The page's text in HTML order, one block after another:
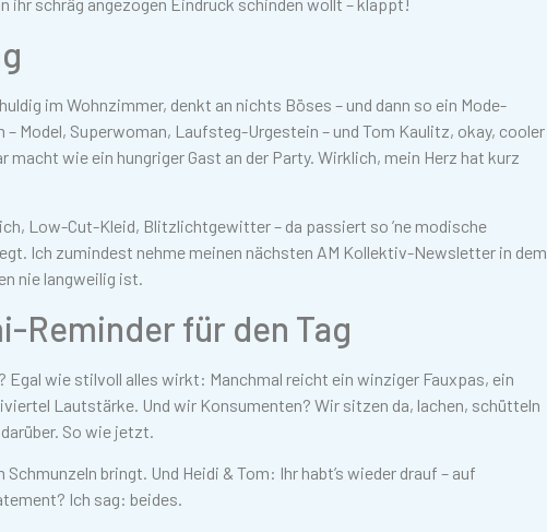
im Wohnzimmer, denkt an nichts Böses – und dann so ein Mode-
– Model, Superwoman, Laufsteg-Urgestein – und Tom Kaulitz, okay, cooler
macht wie ein hungriger Gast an der Party. Wirklich, mein Herz hat kurz
Low-Cut-Kleid, Blitzlichtgewitter – da passiert so ’ne modische
Ich zumindest nehme meinen nächsten AM Kollektiv-Newsletter in dem
nie langweilig ist.
Reminder für den Tag
Egal wie stilvoll alles wirkt: Manchmal reicht ein winziger Fauxpas, ein
Lautstärke. Und wir Konsumenten? Wir sitzen da, lachen, schütteln
So wie jetzt.
bringt. Und Heidi & Tom: Ihr habt’s wieder drauf – auf
Ich sag: beides.